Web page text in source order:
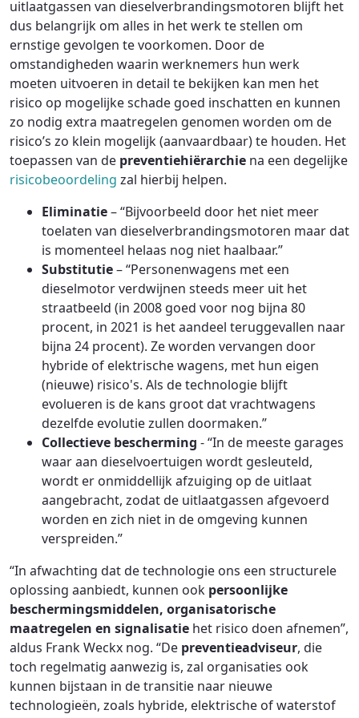
uitlaatgassen van dieselverbrandingsmotoren blijft het
dus belangrijk om alles in het werk te stellen om
ernstige gevolgen te voorkomen. Door de
omstandigheden waarin werknemers hun werk
moeten uitvoeren in detail te bekijken kan men het
risico op mogelijke schade goed inschatten en kunnen
zo nodig extra maatregelen genomen worden om de
risico’s zo klein mogelijk (aanvaardbaar) te houden. Het
toepassen van de preventiehiërarchie na een degelijke
risicobeoordeling zal hierbij helpen.
Eliminatie– “Bijvoorbeeld door het niet meer
toelaten van dieselverbrandingsmotoren maar dat
is momenteel helaas nog niet haalbaar.”
Substitutie– “Personenwagens met een
dieselmotor verdwijnen steeds meer uit het
straatbeeld (in 2008 goed voor nog bijna 80
procent, in 2021 is het aandeel teruggevallen naar
bijna 24 procent). Ze worden vervangen door
hybride of elektrische wagens, met hun eigen
(nieuwe) risico's. Als de technologie blijft
evolueren is de kans groot dat vrachtwagens
dezelfde evolutie zullen doormaken.”
Collectieve bescherming - “In de meeste garages
waar aan dieselvoertuigen wordt gesleuteld,
wordt er onmiddellijk afzuiging op de uitlaat
aangebracht, zodat de uitlaatgassen afgevoerd
worden en zich niet in de omgeving kunnen
verspreiden.”
“In afwachting dat de technologie ons een structurele
oplossing aanbiedt, kunnen ook persoonlijke
beschermingsmiddelen, organisatorische
maatregelen en signalisatie het risico doen afnemen”,
aldus Frank Weckx nog. “De preventieadviseur, die
toch regelmatig aanwezig is, zal organisaties ook
kunnen bijstaan in de transitie naar nieuwe
technologieën, zoals hybride, elektrische of waterstof